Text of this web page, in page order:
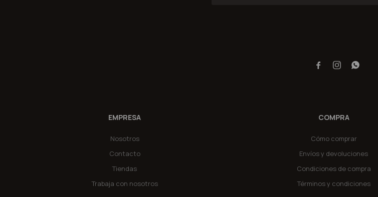
EMPRESA
Nosotros
Contacto
Tiendas
Trabaja con nosotros
COMPRA
Cómo comprar
Envíos y devoluciones
Condiciones de compra
Términos y condiciones
  